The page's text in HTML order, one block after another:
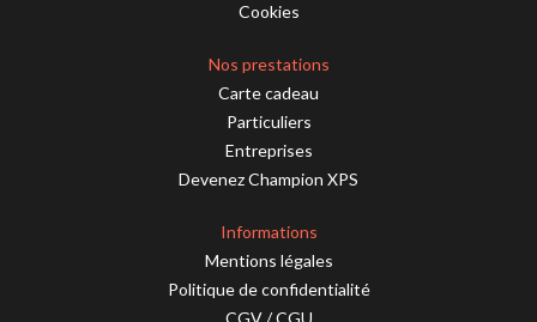
Cookies
Nos prestations
Carte cadeau
Particuliers
Entreprises
Devenez Champion XPS
Informations
Mentions légales
Politique de confidentialité